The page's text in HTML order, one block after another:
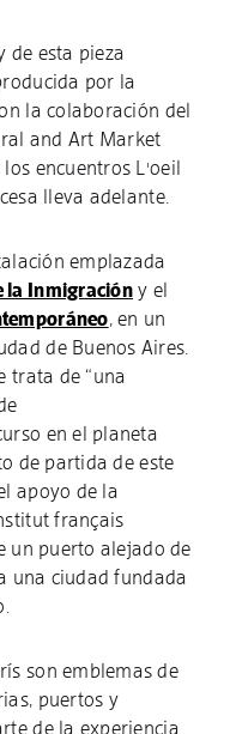
de esta pieza
por la
la colaboración del
and Art Market
encuentros L'oeil
lleva adelante.
emplazada
la Inmigracióny el
, en un
de Buenos Aires.
trata de “una
en el planeta
de partida de este
apoyo de la
français
un puerto alejado de
una ciudad fundada
son emblemas de
puertos y
de la experiencia